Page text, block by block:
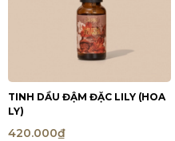
TINH DẦU ĐẬM ĐẶC LILY (HOA
LY)
420.000₫